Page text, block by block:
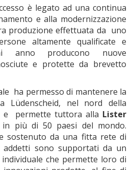
è legato ad una continua
e alla modernizzazione
produzione effettuata da uno
altamente qualificate e
anno producono nuove
e protette da brevetto
ha permesso di mantenere la
Lüdenscheid, nel nord della
e permette tuttora alla Lister
più di 50 paesi del mondo.
sostenuto da una fitta rete di
addetti sono supportati da un
che permette loro di